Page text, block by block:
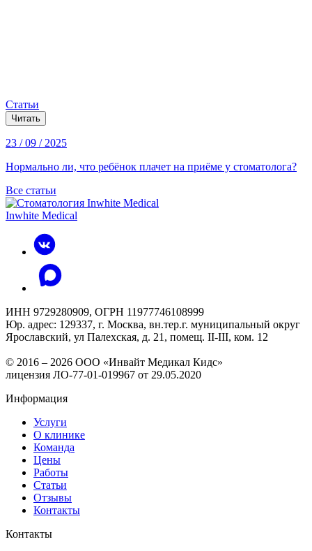
Статьи
Читать
23 / 09 / 2025
Нормально ли, что ребёнок плачет на приёме у стоматолога?
Все статьи
Inwhite Medical
ИНН 9729280909, ОГРН 11977746108999
Юр. адрес: 129337, г. Москва, вн.тер.г. муниципальный округ
Ярославский, ул Палехская, д. 21, помещ. II-III, ком. 12
© 2016 – 2026 ООО «Инвайт Медикал Кидс»
лицензия ЛО-77-01-019967 от 29.05.2020
Информация
Услуги
О клинике
Команда
Цены
Работы
Статьи
Отзывы
Контакты
Контакты